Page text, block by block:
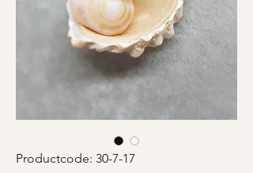
Productcode: 30-7-17